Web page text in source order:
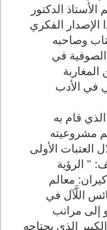
الدكتور
الإصدار الفكري
وصاحبه
في
في الأدب
قام به
مشروعيته
العتبات الأولى
" الرؤية
معالم
اللَّآل في
إلى مراتب
الذي يحتاجه